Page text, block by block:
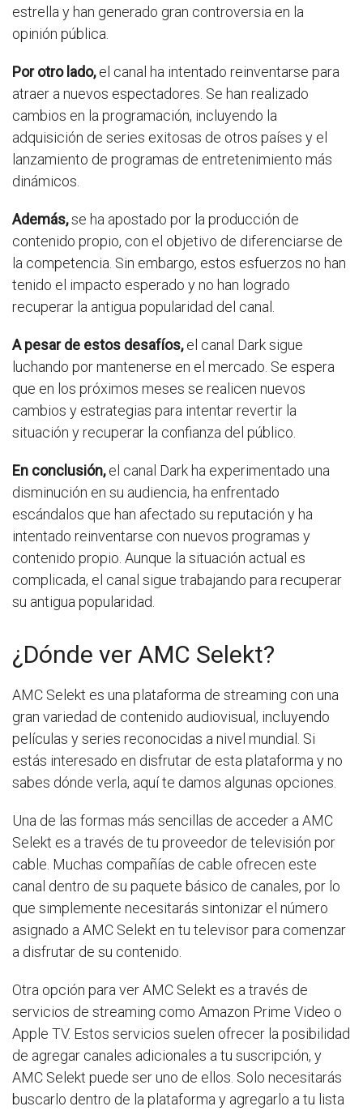
estrella y han generado gran controversia en la
opinión pública.
Por otro lado,el canal ha intentado reinventarse para
atraer a nuevos espectadores. Se han realizado
cambios en la programación, incluyendo la
adquisición de series exitosas de otros países y el
lanzamiento de programas de entretenimiento más
dinámicos.
Además,se ha apostado por la producción de
contenido propio, con el objetivo de diferenciarse de
la competencia. Sin embargo, estos esfuerzos no han
tenido el impacto esperado y no han logrado
recuperar la antigua popularidad del canal.
A pesar de estos desafíos,el canal Dark sigue
luchando por mantenerse en el mercado. Se espera
que en los próximos meses se realicen nuevos
cambios y estrategias para intentar revertir la
situación y recuperar la confianza del público.
En conclusión,el canal Dark ha experimentado una
disminución en su audiencia, ha enfrentado
escándalos que han afectado su reputación y ha
intentado reinventarse con nuevos programas y
contenido propio. Aunque la situación actual es
complicada, el canal sigue trabajando para recuperar
su antigua popularidad.
¿Dónde ver AMC Selekt?
AMC Selekt es una plataforma de streaming con una
gran variedad de contenido audiovisual, incluyendo
películas y series reconocidas a nivel mundial. Si
estás interesado en disfrutar de esta plataforma y no
sabes dónde verla, aquí te damos algunas opciones.
Una de las formas más sencillas de acceder a AMC
Selekt es a través de tu proveedor de televisión por
cable. Muchas compañías de cable ofrecen este
canal dentro de su paquete básico de canales, por lo
que simplemente necesitarás sintonizar el número
asignado a AMC Selekt en tu televisor para comenzar
a disfrutar de su contenido.
Otra opción para ver AMC Selekt es a través de
servicios de streaming como Amazon Prime Video o
Apple TV. Estos servicios suelen ofrecer la posibilidad
de agregar canales adicionales a tu suscripción, y
AMC Selekt puede ser uno de ellos. Solo necesitarás
buscarlo dentro de la plataforma y agregarlo a tu lista